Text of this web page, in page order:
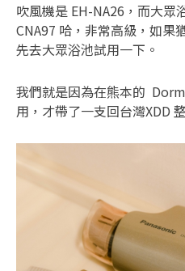
吹風機是 EH-NA26，而大眾
CNA97 哈，非常高級，如果
先去大眾浴池試用一下。
我們就是因為在熊本的
用，才帶了一支回台灣XDD